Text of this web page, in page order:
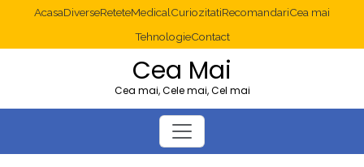
AcasaDiverseReteteMedicalCuriozitatiRecomandariCea mai
TehnologieContact
Cea Mai
Cea mai, Cele mai, Cel mai